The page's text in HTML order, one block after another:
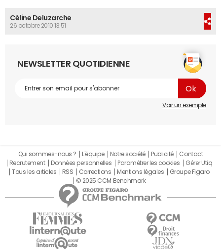
Céline Deluzarche
26 octobre 2010 13:51
NEWSLETTER QUOTIDIENNE
Voir un exemple
Qui sommes-nous ? L'équipe Notre société Publicité
Contact
Recrutement
Données personnelles Paramétrer les cookies
Gérer Utiq
Tous les articles
RSS Corrections Mentions légales
Groupe Figaro
© 2025 CCM Benchmark